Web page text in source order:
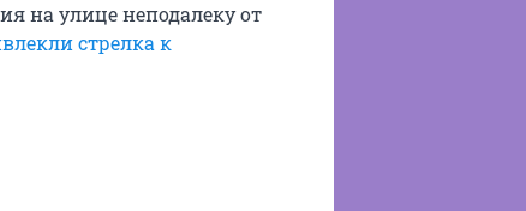
на улице неподалеку от
стрелка к